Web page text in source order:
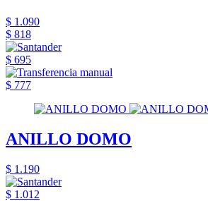
$ 1.090
$ 818
$ 695
$ 777
ANILLO DOMO
$ 1.190
$ 1.012